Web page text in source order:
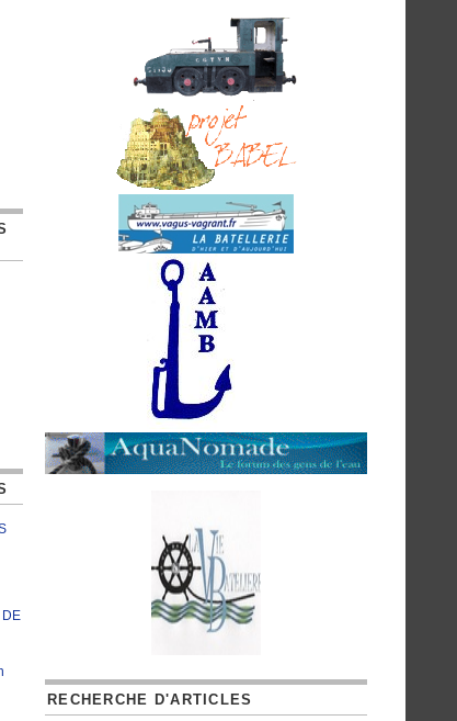
DE
RECHERCHE D'ARTICLES